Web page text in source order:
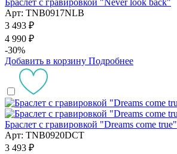
Браслет с гравировкой "Never look back"
Арт: TNB0917NLB
3 493 ₽
4 990 ₽
-30%
Добавить в корзину Подробнее
Браслет с гравировкой "Dreams come true"
Арт: TNB0920DCT
3 493 ₽